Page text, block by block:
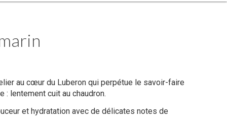
au cœur du Luberon qui perpétue le savoir-faire
lentement cuit au chaudron.
et hydratation avec de délicates notes de